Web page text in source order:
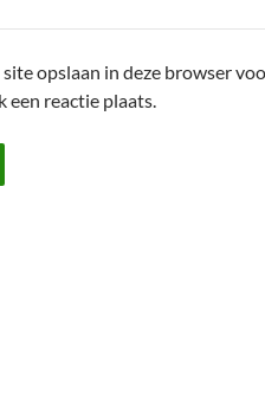
opslaan in deze browser
een reactie plaats.